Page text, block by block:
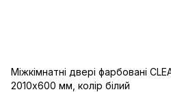
Міжкімнатні двері фарбовані
2010х600 мм, колір білий